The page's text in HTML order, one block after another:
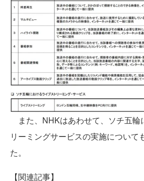
また、NHKはあわせて、ソチ五輪
リーミングサービスの実施について
た。
【関連記事】